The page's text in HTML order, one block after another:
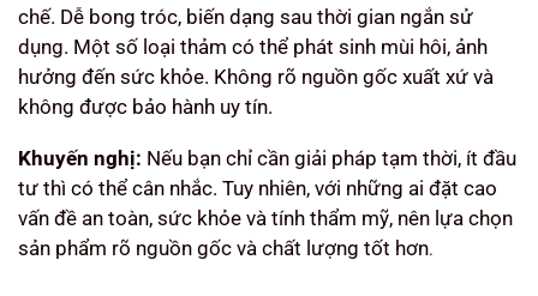
chế. Dễ bong tróc, biến dạng sau thời gian ngắn sử
dụng. Một số loại thảm có thể phát sinh mùi hôi, ảnh
hưởng đến sức khỏe. Không rõ nguồn gốc xuất xứ và
không được bảo hành uy tín.
Khuyến nghị: Nếu bạn chỉ cần giải pháp tạm thời, ít đầu
tư thì có thể cân nhắc. Tuy nhiên, với những ai đặt cao
vấn đề an toàn, sức khỏe và tính thẩm mỹ, nên lựa chọn
sản phẩm rõ nguồn gốc và chất lượng tốt hơn.